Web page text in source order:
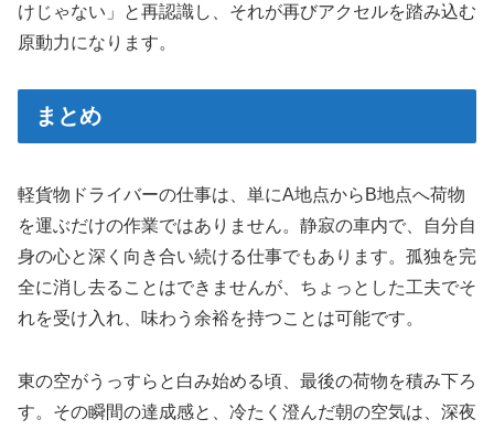
けじゃない」と再認識し、それが再びアクセルを踏み込む
原動力になります。
まとめ
軽貨物ドライバーの仕事は、単にA地点からB地点へ荷物
を運ぶだけの作業ではありません。静寂の車内で、自分自
身の心と深く向き合い続ける仕事でもあります。孤独を完
全に消し去ることはできませんが、ちょっとした工夫でそ
れを受け入れ、味わう余裕を持つことは可能です。
東の空がうっすらと白み始める頃、最後の荷物を積み下ろ
す。その瞬間の達成感と、冷たく澄んだ朝の空気は、深夜